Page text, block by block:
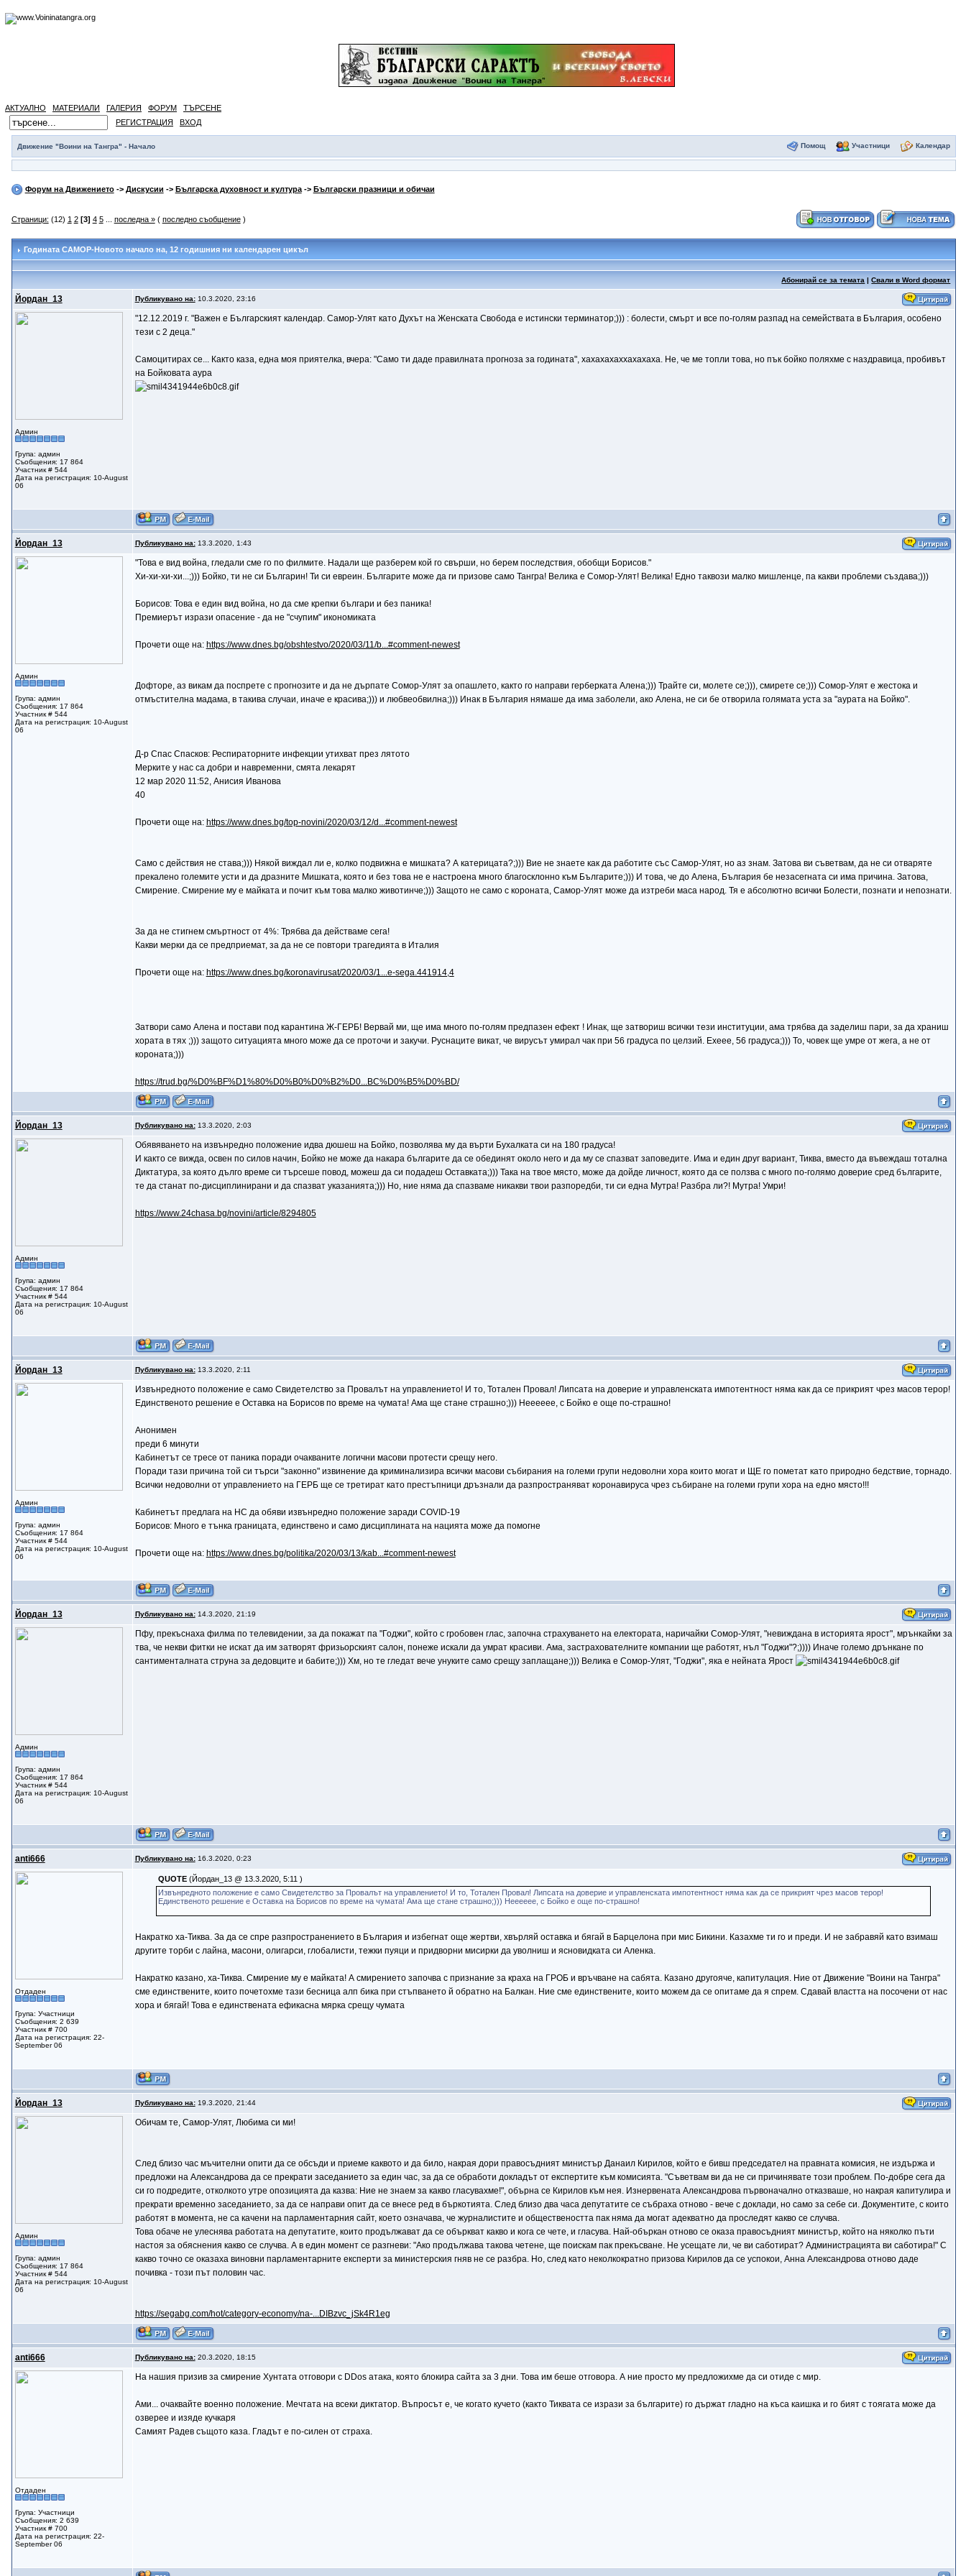
АКТУАЛНО МАТЕРИАЛИ ГАЛЕРИЯ ФОРУМ
ТЪРСЕНЕ
РЕГИСТРАЦИЯ
ВХОД
Движение "Воини на Тангра" - Начало Помощ Участници Календар
Форум на Движението-> Дискусии -> Българска духовност и култура-> Български празници и обичаи
Страници: (12) 1 2 [3] 4 5... последна »( последно съобщение)
Годината САМОР-Новото начало на, 12 годишния ни календарен цикъл
Абонирай се за темата |Свали в Word формат
Йордан_13 Публикувано на:10.3.2020, 23:16
Админ
Група: админ
Съобщения: 17 864
Участник # 544
Дата на регистрация: 10-August
06
"12.12.2019 г. "Важен е Българският календар. Самор-Улят като Духът на Женската Свобода е истински терминатор;))) : болести, смърт и все по-голям разпад на семействата в България, особено
тези с 2 деца."
Самоцитирах се... Както каза, една моя приятелка, вчера: "Само ти даде правилната прогноза за годината", хахахахаххахахаха. Не, че ме топли това, но пък бойко поляхме с наздравица, пробивът
на Бойковата аура
Йордан_13 Публикувано на:13.3.2020, 1:43
Админ
Група: админ
Съобщения: 17 864
Участник # 544
Дата на регистрация: 10-August
06
"Това е вид война, гледали сме го по филмите. Надали ще разберем кой го свърши, но берем последствия, обобщи Борисов."
Хи-хи-хи-хи...;))) Бойко, ти не си Българин! Ти си евреин. Българите може да ги призове само Тангра! Велика е Сомор-Улят! Велика! Едно таквози малко мишленце, па какви проблеми създава;)))
Борисов: Това е един вид война, но да сме крепки българи и без паника!
Премиерът изрази опасение - да не "счупим" икономиката
Прочети още на: https://www.dnes.bg/obshtestvo/2020/03/11/b...#comment-newest
Дофторе, аз викам да поспрете с прогнозите и да не дърпате Сомор-Улят за опашлето, както го направи герберката Алена;))) Трайте си, молете се;))), смирете се;))) Сомор-Улят е жестока и
отмъстителна мадама, в такива случаи, иначе е красива;))) и любвеобвилна;))) Инак в България нямаше да има заболели, ако Алена, не си бе отворила голямата уста за "аурата на Бойко".
Д-р Спас Спасков: Респираторните инфекции утихват през лятото
Мерките у нас са добри и навременни, смята лекарят
12 мар 2020 11:52, Анисия Иванова
40
Прочети още на: https://www.dnes.bg/top-novini/2020/03/12/d...#comment-newest
Само с действия не става;))) Някой виждал ли е, колко подвижна е мишката? А катерицата?;))) Вие не знаете как да работите със Самор-Улят, но аз знам. Затова ви съветвам, да не си отваряте
прекалено големите усти и да дразните Мишката, която и без това не е настроена много благосклонно към Българите;))) И това, че до Алена, България бе незасегната си има причина. Затова,
Смирение. Смирение му е майката и почит към това малко животинче;))) Защото не само с короната, Самор-Улят може да изтреби маса народ. Тя е абсолютно всички Болести, познати и непознати.
За да не стигнем смъртност от 4%: Трябва да действаме сега!
Какви мерки да се предприемат, за да не се повтори трагедията в Италия
Прочети още на: https://www.dnes.bg/koronavirusat/2020/03/1...e-sega.441914,4
Затвори само Алена и постави под карантина Ж-ГЕРБ! Вервай ми, ще има много по-голям предпазен ефект ! Инак, ще затвориш всички тези институции, ама трябва да заделиш пари, за да храниш
хората в тях ;))) защото ситуацията много може да се проточи и закучи. Руснаците викат, че вирусът умирал чак при 56 градуса по целзий. Ехеее, 56 градуса;))) То, човек ще умре от жега, а не от
короната;)))
https://trud.bg/%D0%BF%D1%80%D0%B0%D0%B2%D0...BC%D0%B5%D0%BD/
Йордан_13 Публикувано на:13.3.2020, 2:03
Админ
Група: админ
Съобщения: 17 864
Участник # 544
Дата на регистрация: 10-August
06
Обявяването на извънредно положение идва дюшеш на Бойко, позволява му да върти Бухалката си на 180 градуса!
И както се вижда, освен по силов начин, Бойко не може да накара българите да се обединят около него и да му се спазват заповедите. Има и един друг вариант, Тиква, вместо да въвеждаш тотална
Диктатура, за която дълго време си търсеше повод, можеш да си подадеш Оставката;))) Така на твое място, може да дойде личност, която да се ползва с много по-голямо доверие сред българите,
те да станат по-дисциплинирани и да спазват указанията;))) Но, ние няма да спазваме никакви твои разпоредби, ти си една Мутра! Разбра ли?! Мутра! Умри!
https://www.24chasa.bg/novini/article/8294805
Йордан_13 Публикувано на:13.3.2020, 2:11
Админ
Група: админ
Съобщения: 17 864
Участник # 544
Дата на регистрация: 10-August
06
Извънредното положение е само Свидетелство за Провалът на управлението! И то, Тотален Провал! Липсата на доверие и управленската импотентност няма как да се прикрият чрез масов терор!
Единственото решение е Оставка на Борисов по време на чумата! Ама ще стане страшно;))) Нееееее, с Бойко е още по-страшно!
Анонимен
преди 6 минути
Кабинетът се тресе от паника поради очакваните логични масови протести срещу него.
Поради тази причина той си търси "законно" извинение да криминализира всички масови събирания на големи групи недоволни хора които могат и ЩЕ го пометат като природно бедствие, торнадо.
Всички недоволни от управлението на ГЕРБ ще се третират като престъпници дръзнали да разпространяват коронавируса чрез събиране на големи групи хора на едно място!!!
Кабинетът предлага на НС да обяви извънредно положение заради COVID-19
Борисов: Много е тънка границата, единствено и само дисциплината на нацията може да помогне
Прочети още на: https://www.dnes.bg/politika/2020/03/13/kab...#comment-newest
Йордан_13 Публикувано на:14.3.2020, 21:19
Админ
Група: админ
Съобщения: 17 864
Участник # 544
Дата на регистрация: 10-August
06
Пфу, прекъснаха филма по телевидении, за да покажат па "Годжи", който с гробовен глас, започна страхуването на електората, наричайки Сомор-Улят, "невиждана в историята ярост", мрънкайки за
тва, че некви фитки не искат да им затворят фризьорският салон, понеже искали да умрат красиви. Ама, застрахователните компании ще работят, нъл "Годжи"?;)))) Иначе големо дрънкане по
сантименталната струна за дедовците и бабите;))) Хм, но те гледат вече унуките само срещу заплащане;))) Велика е Сомор-Улят, "Годжи", яка е нейната Ярост
anti666 Публикувано на:16.3.2020, 0:23
Отдаден
Група: Участници
Съобщения: 2 639
Участник # 700
Дата на регистрация: 22-
September 06
QUOTE (Йордан_13 @ 13.3.2020, 5:11 )
Извънредното положение е само Свидетелство за Провалът на управлението! И то, Тотален Провал! Липсата на доверие и управленската импотентност няма как да се прикрият чрез масов терор!
Единственото решение е Оставка на Борисов по време на чумата! Ама ще стане страшно;))) Нееееее, с Бойко е още по-страшно!
Накратко ха-Тиква. За да се спре разпространението в България и избегнат още жертви, хвърляй оставка и бягай в Барцелона при мис Бикини. Казахме ти го и преди. И не забравяй като взимаш
другите торби с лайна, масони, олигарси, глобалисти, тежки пуяци и придворни мисирки да уволниш и ясновидката си Аленка.
Накратко казано, ха-Тиква. Смирение му е майката! А смирението започва с признание за краха на ГРОБ и връчване на сабята. Казано другояче, капитулация. Ние от Движение "Воини на Тангра"
сме единствените, които почетохме тази бесница алп бика при стъпването й обратно на Балкан. Ние сме единствените, които можем да се опитаме да я спрем. Сдавай властта на посочени от нас
хора и бягай! Това е единствената ефикасна мярка срещу чумата
Йордан_13 Публикувано на:19.3.2020, 21:44
Админ
Група: админ
Съобщения: 17 864
Участник # 544
Дата на регистрация: 10-August
06
Обичам те, Самор-Улят, Любима си ми!
След близо час мъчителни опити да се обсъди и приеме каквото и да било, накрая дори правосъдният министър Данаил Кирилов, който е бивш председател на правната комисия, не издържа и
предложи на Александрова да се прекрати заседанието за един час, за да се обработи докладът от експертите към комисията. "Съветвам ви да не си причинявате този проблем. По-добре сега да
си го подредите, отколкото утре опозицията да казва: Ние не знаем за какво гласувахме!", обърна се Кирилов към нея. Изнервената Александрова първоначално отказваше, но накрая капитулира и
прекрати временно заседанието, за да се направи опит да се внесе ред в бъркотията. След близо два часа депутатите се събраха отново - вече с доклади, но само за себе си. Документите, с които
работят в момента, не са качени на парламентарния сайт, което означава, че журналистите и обществеността пак няма да могат адекватно да проследят какво се случва.
Това обаче не улеснява работата на депутатите, които продължават да се объркват какво и кога се чете, и гласува. Най-объркан отново се оказа правосъдният министър, който на няколко пъти
настоя за обяснения какво се случва. А в един момент се разгневи: "Ако продължава такова четене, ще поискам пак прекъсване. Не усещате ли, че ви саботират? Администрацията ви саботира!" С
какво точно се оказаха виновни парламентарните експерти за министерския гняв не се разбра. Но, след като неколкократно призова Кирилов да се успокои, Анна Александрова отново даде
почивка - този път половин час.
https://segabg.com/hot/category-economy/na-...DIBzvc_jSk4R1eg
anti666 Публикувано на:20.3.2020, 18:15
Отдаден
Група: Участници
Съобщения: 2 639
Участник # 700
Дата на регистрация: 22-
September 06
На нашия призив за смирение Хунтата отговори с DDos атака, която блокира сайта за 3 дни. Това им беше отговора. А ние просто му предложихме да си отиде с мир.
Ами... очаквайте военно положение. Мечтата на всеки диктатор. Въпросът е, че когато кучето (както Тиквата се изрази за българите) го държат гладно на къса каишка и го бият с тоягата може да
озверее и изяде кучкаря
Самият Радев същото каза. Гладът е по-силен от страха.